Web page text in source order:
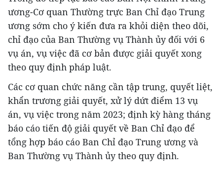
ương-Cơ quan Thường trực Ban Chỉ đạo Trung
ương sớm cho ý kiến đưa ra khỏi diện theo dõi,
chỉ đạo của Ban Thường vụ Thành ủy đối với 6
vụ án, vụ việc đã cơ bản được giải quyết xong
theo quy định pháp luật.
Các cơ quan chức năng cần tập trung, quyết liệt,
khẩn trương giải quyết, xử lý dứt điểm 13 vụ
án, vụ việc trong năm 2023; định kỳ hàng tháng
báo cáo tiến độ giải quyết về Ban Chỉ đạo để
tổng hợp báo cáo Ban Chỉ đạo Trung ương và
Ban Thường vụ Thành ủy theo quy định.